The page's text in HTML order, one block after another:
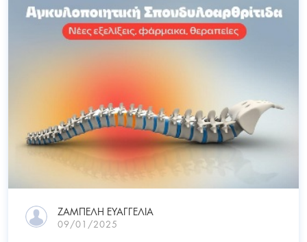
ΖΑΜΠΕΛΗ ΕΥΑΓΓΕΛΙΑ
09/01/2025